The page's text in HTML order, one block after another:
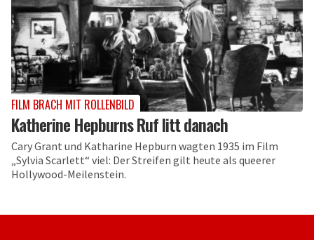
FILM BRACH MIT ROLLENBILD
Katherine Hepburns Ruf litt danach
Cary Grant und Katharine Hepburn wagten 1935 im Film
„Sylvia Scarlett“ viel: Der Streifen gilt heute als queerer
Hollywood-Meilenstein.